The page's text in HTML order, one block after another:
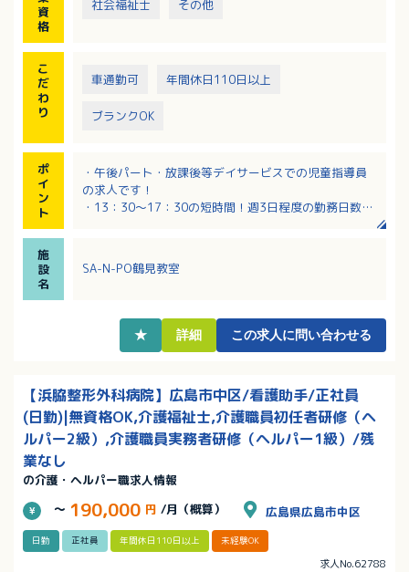
資
格
社会福祉士 その他
こ
だ
わ
り
車通勤可 年間休日110日以上
ブランクOK
ポ
イ
ン
ト
・午後パート・放課後等デイサービスでの児童指導員
の求人です！
・13：30～17：30の短時間！週3日程度の勤務日数で
により支給！
・未経験の方もご応募可能！保育士や児童指導員の任
・不動産事業も手掛ける地元企業で、経営も安定して
います！
施
設
名
SA-N-PO鶴見教室
★ 詳細 この求人に問い合わせる
【浜脇整形外科病院】広島市中区/看護助手/正社員
(日勤)|無資格OK,介護福祉士,介護職員初任者研修（ヘ
ルパー2級）,介護職員実務者研修（ヘルパー1級）/残
業なし
の介護・ヘルパー職求人情報
～ 190,000 円 /月（概算） 広島県広島市中区
日勤 正社員 年間休日110日以上 未経験OK
求人No.62788